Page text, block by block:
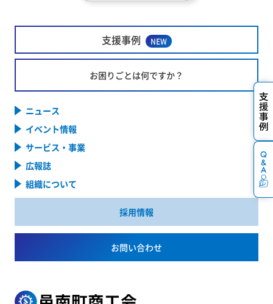
支援事例 NEW
お困りごとは何ですか？
ニュース
イベント情報
サービス・事業
広報誌
組織について
採用情報
お問い合わせ